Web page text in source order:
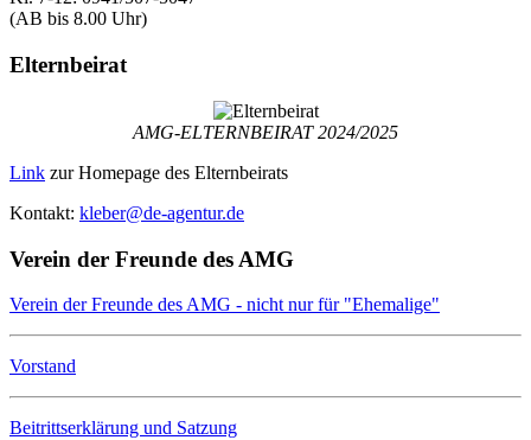
(AB bis 8.00 Uhr)
Elternbeirat
AMG-ELTERNBEIRAT 2024/2025
Link zur Homepage des Elternbeirats
Kontakt: kleber@de-agentur.de
Verein der Freunde des AMG
Verein der Freunde des AMG - nicht nur für "Ehemalige"
Vorstand
Beitrittserklärung und Satzung